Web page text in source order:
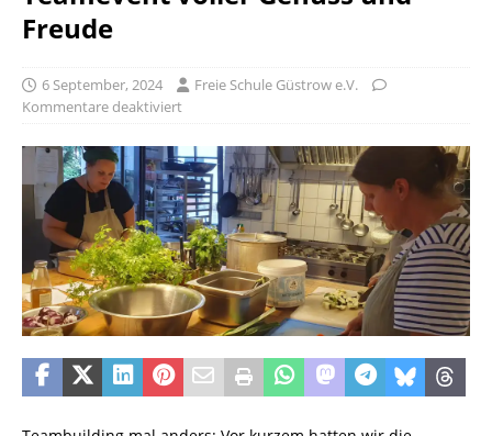
Freude
6 September, 2024
Freie Schule Güstrow e.V.
Kommentare deaktiviert